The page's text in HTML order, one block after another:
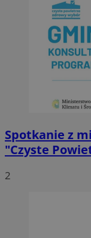
Spotkanie z
"Czyste
2